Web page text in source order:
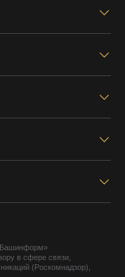
в сфере связи,
(Роскомнадзор),